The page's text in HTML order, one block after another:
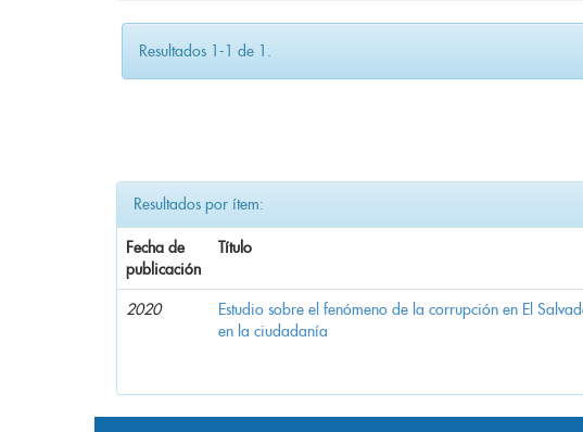
Resultados 1-1 de 1.
Resultados por ítem:
Fecha de
publicación
Título
2020
Estudio sobre el fenómeno de la corrupción en El
en la ciudadanía